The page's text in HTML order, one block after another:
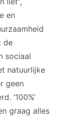
en
de
sociaal
natuurlijke
geen
‘100%’
graag alles